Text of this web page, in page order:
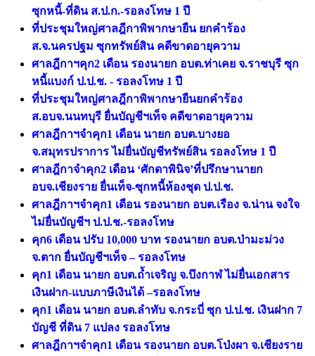
ซุกหนี้-ที่ดิน ส.ป.ก.-รอลงโทษ 1 ปี
ที่ประชุมใหญ่ศาลฎีกาพิพากษายืน ยกคำร้อง
ส.จ.นครปฐม ซุกทรัพย์สิน คดีขาดอายุความ
ศาลฎีกาฯคุก2 เดือน รองนายก อบต.ท่าเคย จ.ราชบุรี ซุก
หนี้แบงก์ ป.ป.ช. - รอลงโทษ 1 ปี
ที่ประชุมใหญ่ศาลฎีกาพิพากษายืนยกคำร้อง
ส.อบจ.นนทบุรี ยื่นบัญชีฯเท็จ คดีขาดอายุความ
ศาลฎีกาฯจำคุก1 เดือน นายก อบต.บางยอ
จ.สมุทรปราการ ไม่ยื่นบัญชีทรัพย์สิน รอลงโทษ 1 ปี
ศาลฎีกาจำคุก2 เดือน ‘ศักดาพินิจ’ที่ปรึกษานายก
อบจ.เชียงราย ยื่นเท็จ-ซุกหนี้ห้องชุด ป.ป.ช.
ศาลฎีกาฯจำคุก1 เดือน รองนายก อบต.เรือง จ.น่าน จงใจ
ไม่ยื่นบัญชีฯ ป.ป.ช.-รอลงโทษ
คุก6 เดือน ปรับ 10,000 บาท รองนายก อบต.ป่ามะม่วง
จ.ตาก ยื่นบัญชีฯเท็จ – รอลงโทษ
คุก1 เดือน นายก อบต.ถ้ำเจริญ จ.บึงกาฬ ไม่ยื่นเอกสาร
เงินฝาก-แบบภาษีเงินได้ –รอลงโทษ
คุก1 เดือน นายก อบต.ลำทับ จ.กระบี่ ซุก ป.ป.ช. เงินฝาก 7
บัญชี ที่ดิน 7 แปลง รอลงโทษ
ศาลฎีกาฯจำคุก1 เดือน รองนายก อบต.โป่งผา จ.เชียงราย